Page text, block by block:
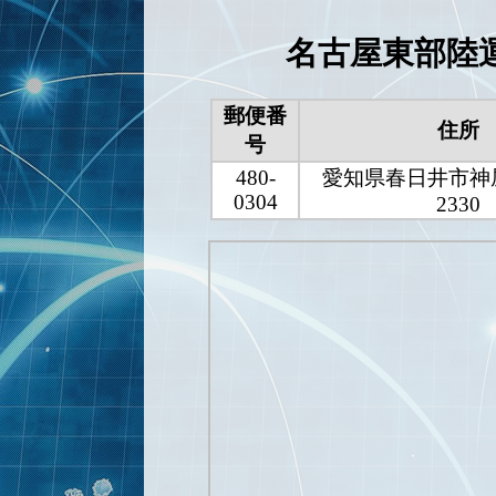
名古屋東部陸
郵便番
号
住所
480-
0304
愛知県春日井市
2330